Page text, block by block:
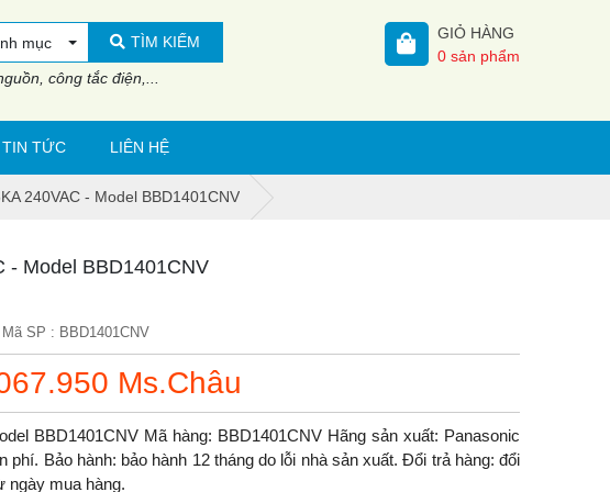
mục TÌM KIẾM
công tắc điện,...
GIỎ HÀNG
0 sản phẩm
TIN TỨC LIÊN HỆ
240VAC - Model BBD1401CNV
- Model BBD1401CNV
Mã SP : BBD1401CNV
Ms.Châu
BBD1401CNV Mã hàng: BBD1401CNV Hãng sản xuất: Panasonic
phí. Bảo hành: bảo hành 12 tháng do lỗi nhà sản xuất. Đổi trả hàng: đổi
ngày mua hàng.